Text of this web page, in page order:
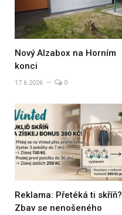
Nový Alzabox na Horním
konci
17.6.2026 0
Reklama: Přetéká ti skříň?
Zbav se nenošeného